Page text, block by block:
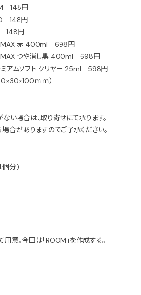
M 148円
O 148円
148円
MAX 赤 400ml 698円
MAX つや消し黒 400ml 698円
アムソフト クリヤー 25ml 598円
ｍｍ）
い場合は、取り寄せにて承ります。
合がありますのでご了承ください。
個分)
意。今回は「ROOM」を作成する。